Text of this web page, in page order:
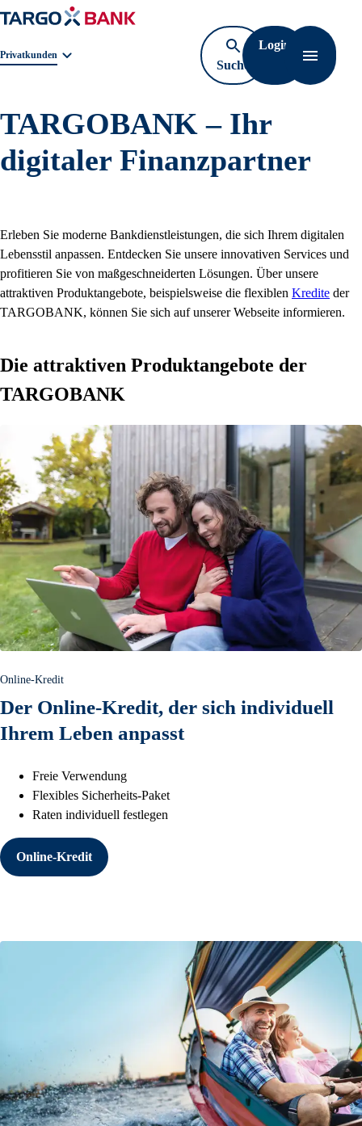
Geschäftsbereichnavigation. Aktuelle Auswahl:
Privatkunden
Suche
öffnen
Login
TARGOBANK – Ihr
digitaler Finanzpartner
Erleben Sie moderne Bankdienstleistungen, die sich Ihrem digitalen
Lebensstil anpassen. Entdecken Sie unsere innovativen Services und
profitieren Sie von maßgeschneiderten Lösungen. Über unsere
attraktiven Produktangebote, beispielsweise die flexiblen Kredite der
TARGOBANK, können Sie sich auf unserer Webseite informieren.
Die attraktiven Produktangebote der
TARGOBANK
Online-Kredit
Der Online-Kredit, der sich individuell
Ihrem Leben anpasst
Freie Verwendung
Flexibles Sicherheits-Paket
Raten individuell festlegen
Online-Kredit